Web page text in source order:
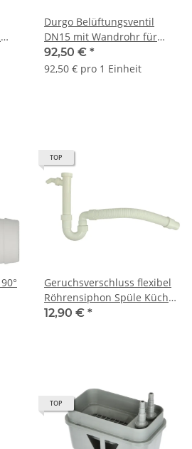
Durgo Belüftungsventil
DN15 mit Wandrohr für
Siphon 7310.015
92,50 € *
92,50 € pro 1 Einheit
TOP
Geruchsverschluss flexibel
Röhrensiphon Spüle Küche
Siphon flexibel DN40/50 mm
12,90 € *
TOP